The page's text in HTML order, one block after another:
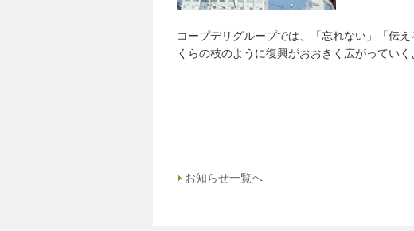
コープデリグループでは、「忘れない」「伝
くらの枝のように復興がおおきく広がってい
お知らせ一覧へ